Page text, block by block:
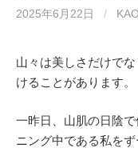
2025年6月22日 /
山々は美しさだけで
けることがあります。
一昨日、山肌の日陰
ニング中である私をず